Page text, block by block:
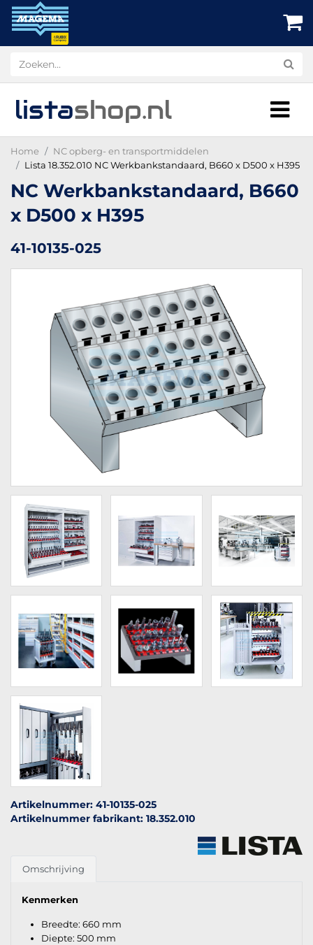
listashop.nl
Home
NC opberg- en transportmiddelen
Lista 18.352.010 NC Werkbankstandaard, B660 x D500 x H395
NC Werkbankstandaard, B660
x D500 x H395
41-10135-025
Artikelnummer: 41-10135-025
Artikelnummer fabrikant: 18.352.010
Omschrijving
Kenmerken
Breedte: 660 mm
Diepte: 500 mm